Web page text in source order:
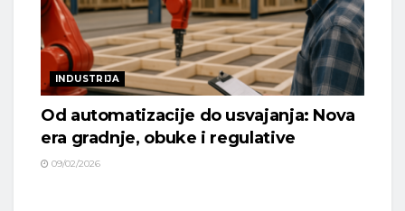
INDUSTRIJA
Od automatizacije do usvajanja: Nova
era gradnje, obuke i regulative
09/02/2026